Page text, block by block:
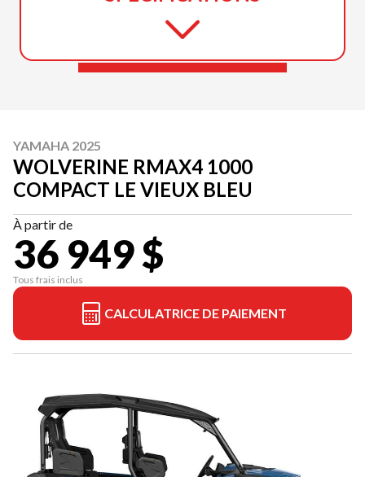
YAMAHA 2025
WOLVERINE RMAX4 1000
COMPACT LE VIEUX BLEU
À partir de
36 949 $
Tous frais inclus
CALCULATRICE DE PAIEMENT